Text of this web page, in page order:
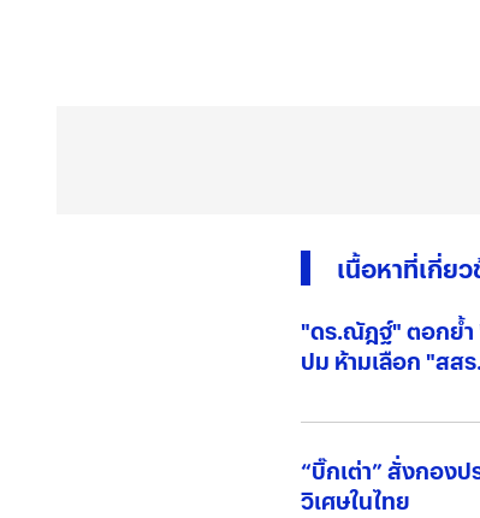
เนื้อหาที่เกี่ย
"ดร.ณัฎฐ์" ตอกย้ำ
ปม ห้ามเลือก "สส
“บิ๊กเต่า” สั่งกอง
วิเศษในไทย